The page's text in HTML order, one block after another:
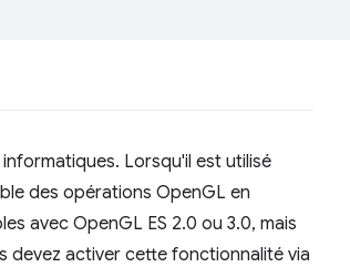
Lorsqu'il est utilisé
des opérations OpenGL en
avec OpenGL ES 2.0 ou 3.0, mais
devez activer cette fonctionnalité via